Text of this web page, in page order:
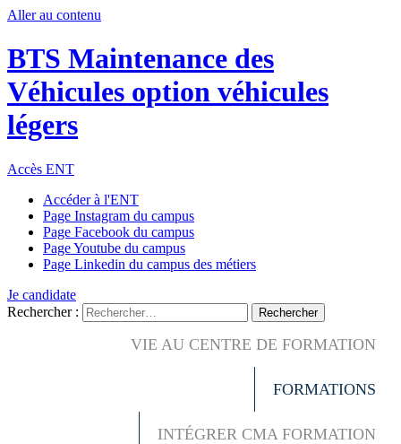
Aller au contenu
BTS Maintenance des
Véhicules option véhicules
légers
Accès ENT
Accéder à l'ENT
Page Instagram du campus
Page Facebook du campus
Page Youtube du campus
Page Linkedin du campus des métiers
Je candidate
Rechercher :
VIE AU CENTRE DE FORMATION
FORMATIONS
INTÉGRER CMA FORMATION